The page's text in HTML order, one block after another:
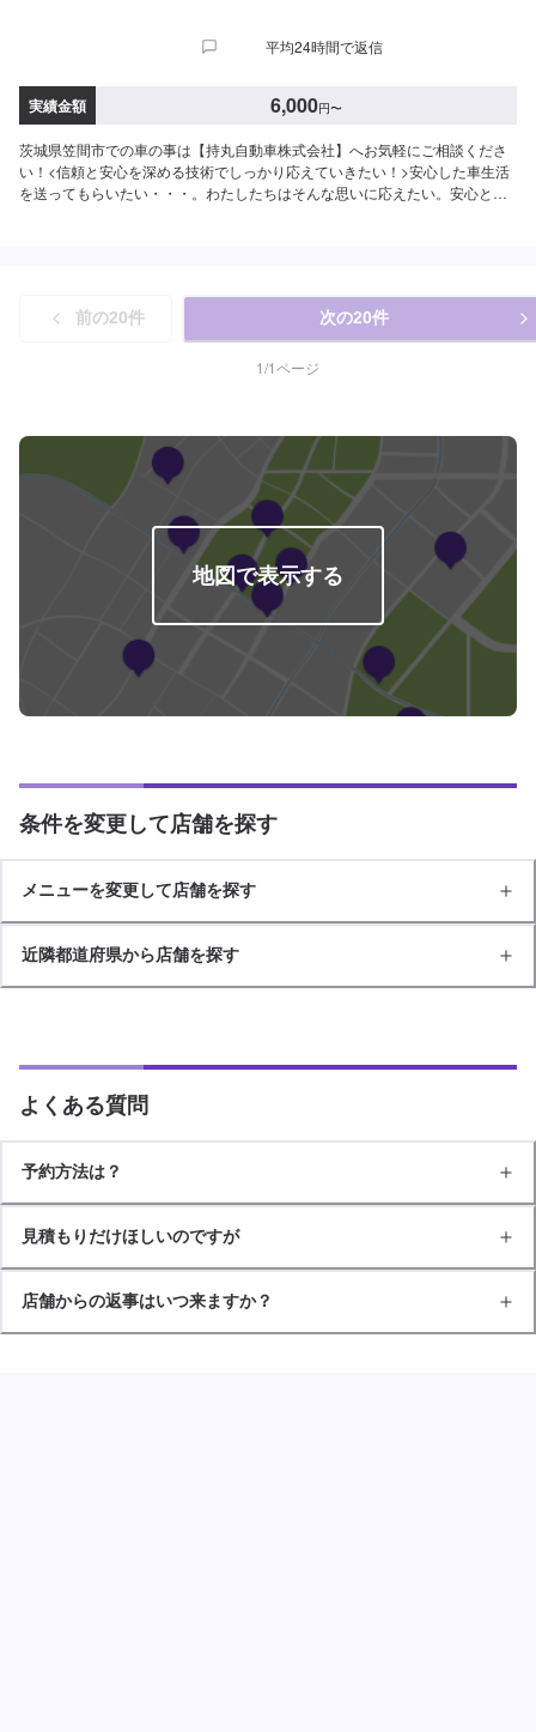
平均24時間で返信
実績金額 6,000円〜
茨城県笠間市での車の事は【持丸自動車株式会社】へお気軽にご相談くださ
い！<信頼と安心を深める技術でしっかり応えていきたい！>安心した車生活
を送ってもらいたい・・・。わたしたちはそんな思いに応えたい。安心と
深める技術でしっかり応えていきたい！そんな気持ちで仕事をしています。
ご相談もお気軽にどうぞ！【1】オファーにてお問い合わせ【2】お見積り
【3】お見積りにご納得いただければ作業開始【4】仕上がり次第納車-----納
期について-----納期は通常即日で納車となります。(要相談)納期は前後する場
た」とお伝えください。ご案内いたします。【定休日・営業時間】定休日：
日曜日、祝日営業時間：9:00～17:00
前の20件 次の20件
1/1ページ
地図で表示する
条件を変更して店舗を探す
メニューを変更して店舗を探す
近隣都道府県から店舗を探す
よくある質問
予約方法は？
見積もりだけほしいのですが
店舗からの返事はいつ来ますか？